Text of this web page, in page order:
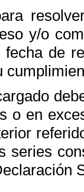
y/o
de
o en
series